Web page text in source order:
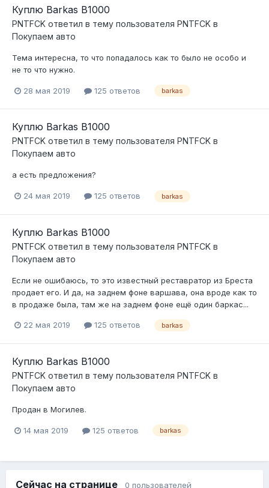
Куплю Barkas B1000
PNTFCK ответил в тему пользователя PNTFCK в
Покупаем авто
Тема интересна, то что попадалось как то было не особо и
не то что нужно.
28 мая 2019 125 ответов barkas
Куплю Barkas B1000
PNTFCK ответил в тему пользователя PNTFCK в
Покупаем авто
а есть предложения?
24 мая 2019 125 ответов barkas
Куплю Barkas B1000
PNTFCK ответил в тему пользователя PNTFCK в
Покупаем авто
Если не ошибаюсь, то это известный реставратор из Бреста
продает его. И да, на заднем фоне варшава, она вроде как то
в продаже была, там же на заднем фоне ещё один баркас...
22 мая 2019 125 ответов barkas
Куплю Barkas B1000
PNTFCK ответил в тему пользователя PNTFCK в
Покупаем авто
Продан в Могилев.
14 мая 2019 125 ответов barkas
Сейчас на странице 0 пользователей